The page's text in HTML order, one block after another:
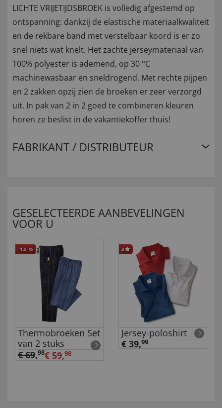
LICHTE VRIJETIJDSBROEK is volledig afgestemd op
ontspanning: dankzij de elastische materiaalkwaliteit
en de rekbare band met verstelbaar koord is er zo
snel niets wat knelt. Het zachte jerseymateriaal van
100% polyester is ademend, op 30 °C
machinewasbaar en sneldrogend. Met rechte pijpen
en 2 zakken opzij zien de broeken er zeer verzorgd
uit. In pak van 2 in 2 goed te combineren kleuren
horen ze beslist in de vakantiekoffer thuis!
FABRIKANT / DISTRIBUTEUR
GESELECTEERDE AANBEVELINGEN
VOOR U
-14 %
Thermobroeken Set
van 2 stuks
€ 69,98€ 59,98
4
Jersey-poloshirt
€ 39,99